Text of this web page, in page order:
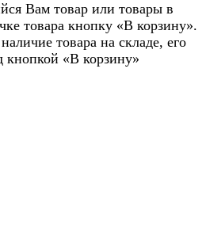
Вам товар или товары в
товара кнопку «В корзину».
товара на складе, его
кнопкой «В корзину»